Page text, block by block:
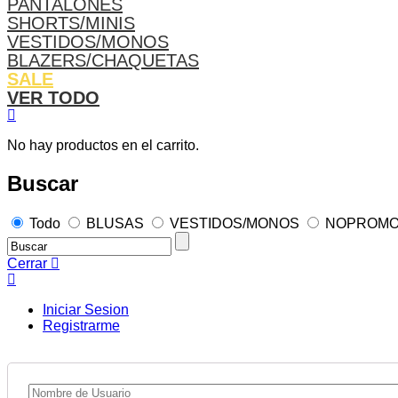
PANTALONES
SHORTS/MINIS
VESTIDOS/MONOS
BLAZERS/CHAQUETAS
SALE
VER TODO
No hay productos en el carrito.
Buscar
Todo BLUSAS VESTIDOS/MONOS
Cerrar
Iniciar Sesion
Registrarme